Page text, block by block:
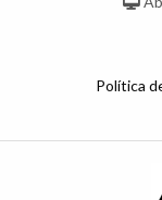
Política